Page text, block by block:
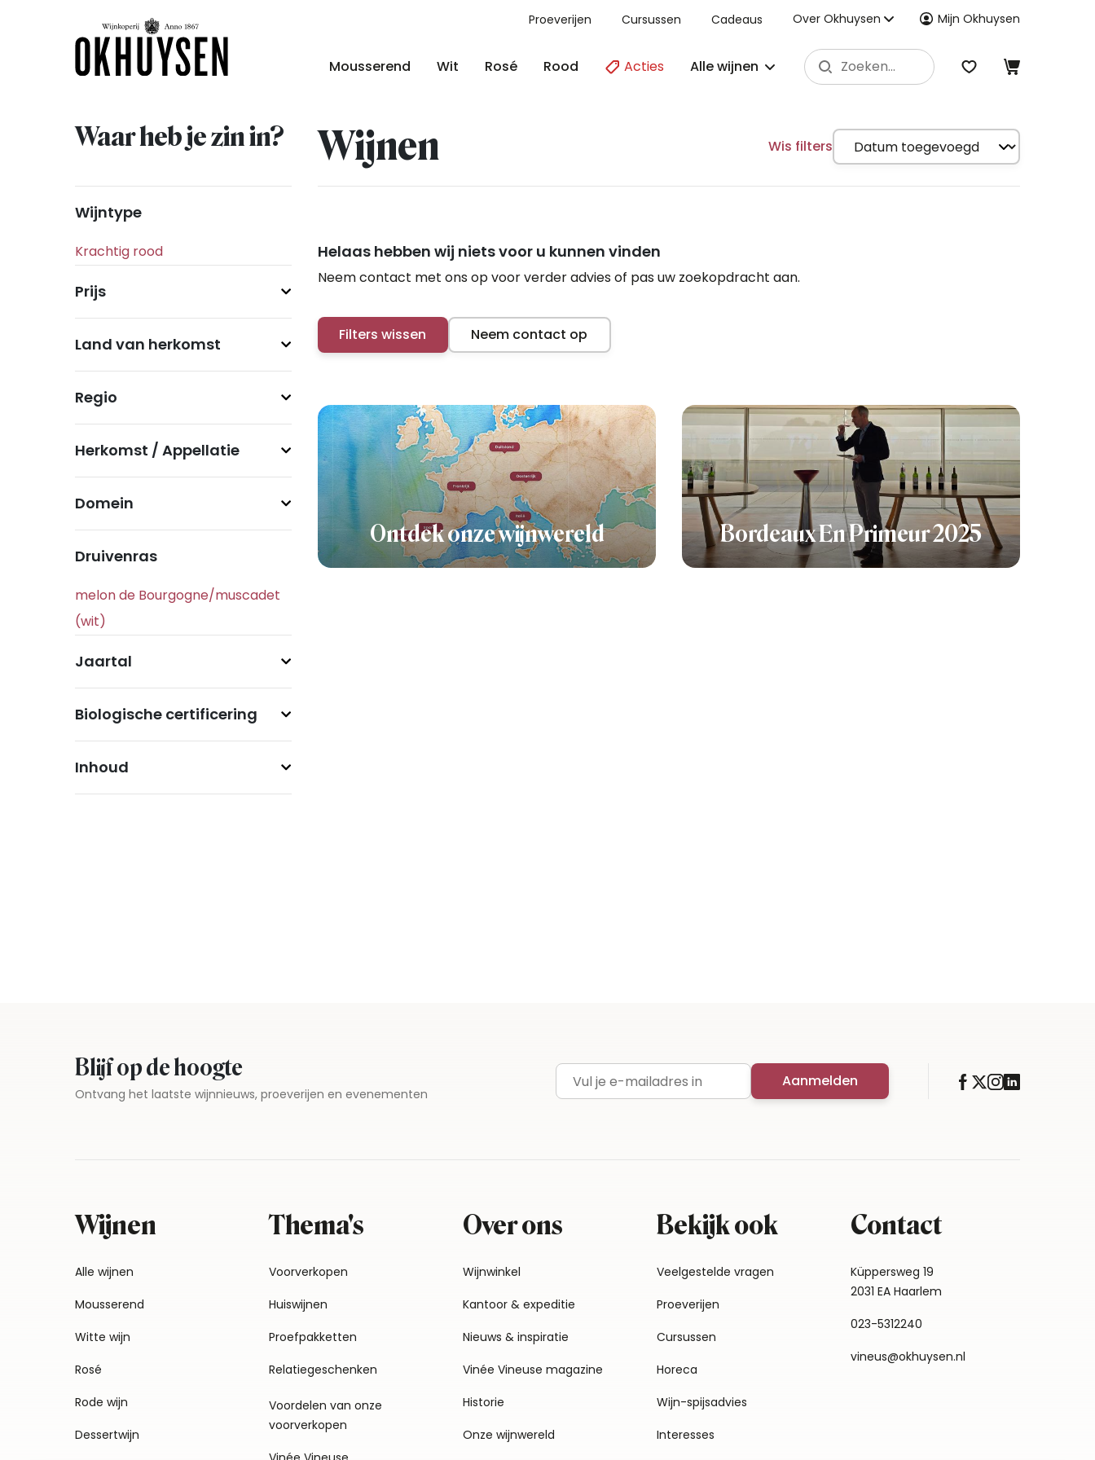
Proeverijen Cursussen Cadeaus Over Okhuysen Mijn Okhuysen
Mousserend Wit Rosé Rood Acties Alle wijnen
Waar heb je zin in? Wijnen Wis filters
Wijntype
Prijs
Land van herkomst
Regio
Herkomst / Appellatie
Domein
Druivenras
Jaartal
Biologische certificering
Inhoud
Helaas hebben wij niets voor u kunnen vinden
Neem contact met ons op voor verder advies of pas uw zoekopdracht aan.
Filters wissen Neem contact op
Ontdek onze wijnwereld Bordeaux En Primeur 2025
Blijf op de hoogte
Ontvang het laatste wijnnieuws, proeverijen en evenementen E-mailadres Aanmelden
Wijnen
Alle wijnen
Mousserend
Witte wijn
Rosé
Rode wijn
Dessertwijn
Thema's
Voorverkopen
Huiswijnen
Proefpakketten
Relatiegeschenken
Voordelen van onze
voorverkopen
Over ons
Wijnwinkel
Kantoor & expeditie
Nieuws & inspiratie
Vinée Vineuse magazine
Historie
Onze wijnwereld
Bekijk ook
Veelgestelde vragen
Proeverijen
Cursussen
Horeca
Wijn-spijsadvies
Interesses
Contact
Küppersweg 19
2031 EA Haarlem
023-5312240
vineus@okhuysen.nl